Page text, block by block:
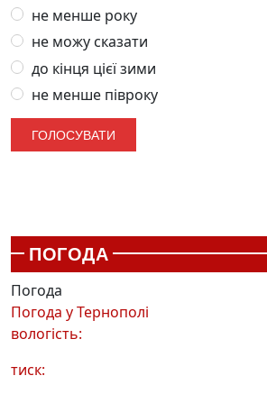
не менше року
не можу сказати
до кінця цієї зими
не менше півроку
ПОГОДА
Погода
Погода уТернополі
вологість:
тиск: